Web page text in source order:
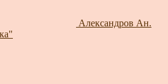
Александров Ан.